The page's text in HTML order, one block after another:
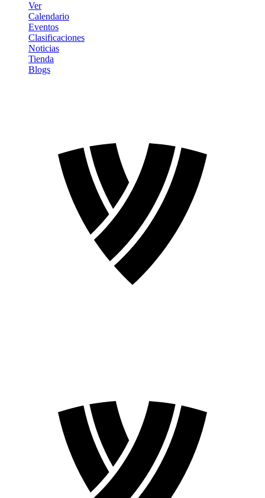
Ver
Calendario
Eventos
Clasificaciones
Noticias
Tienda
Blogs